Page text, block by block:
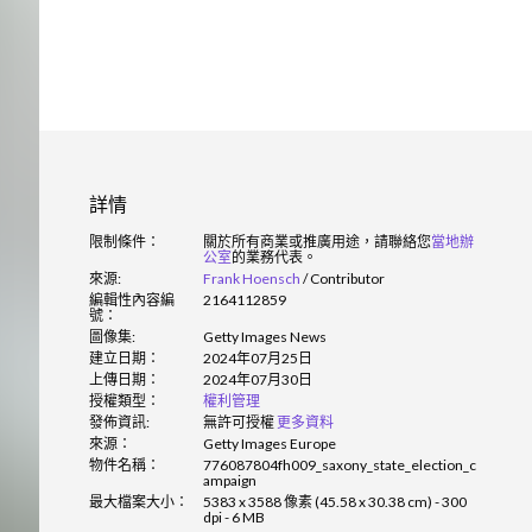
詳情
限制條件： 關於所有商業或推廣用途，請聯絡您當地辦
公室的業務代表。
來源:
Frank Hoensch /Contributor
編輯性內容編
號：
2164112859
圖像集:
Getty Images News
建立日期：
2024年07月25日
上傳日期：
2024年07月30日
授權類型：
權利管理
發佈資訊:
無許可授權更多資料
來源：
Getty Images Europe
物件名稱：
776087804fh009_saxony_state_election_c
ampaign
最大檔案大小：
5383 x 3588 像素 (45.58 x 30.38 cm) - 300
dpi - 6 MB